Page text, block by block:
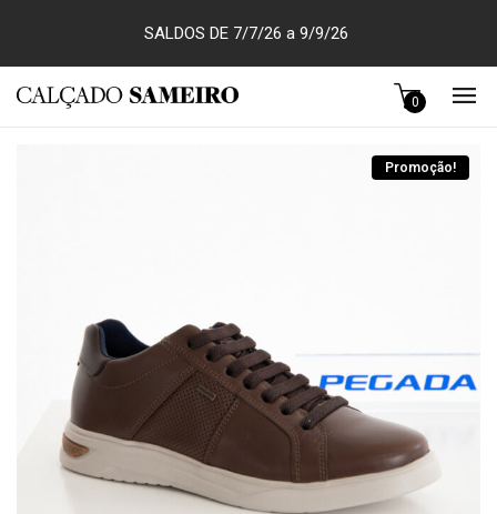
SALDOS DE 7/7/26 a 9/9/26
0
Promoção!